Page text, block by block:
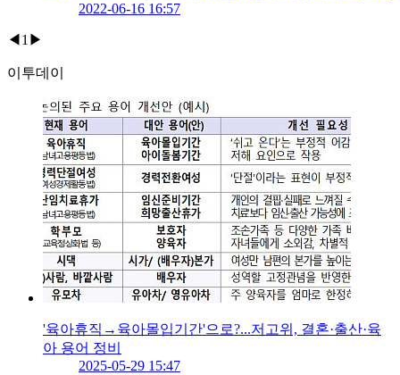
2022-06-16 16:57
◀ 1 ▶
이투데이
'육아휴직→육아몰입기간'으로?...저고위, 결혼·출산·육
아 용어 정비
2025-05-29 15:47